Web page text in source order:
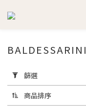
用
篩
選
(0/20)
BALDESSARINI
篩選
商品排序